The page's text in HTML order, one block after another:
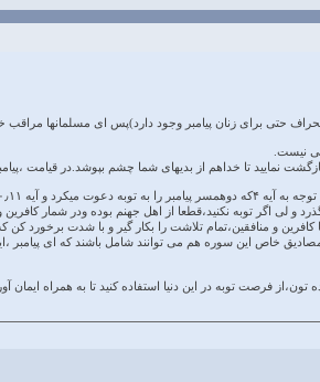
و لی اگر توبه نکنید،قطعا از اهل جهنم بوده ودر شمار کافرین و
این سوره هم می توانند شامل باشند که ای پیامبر ،این دو زن هم اگر توبه
تون،از فرصت توبه در این دنیا استفاده کنید تا به همراه